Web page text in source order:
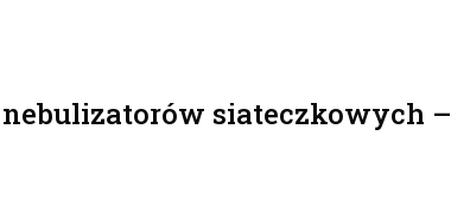
siateczkowych –